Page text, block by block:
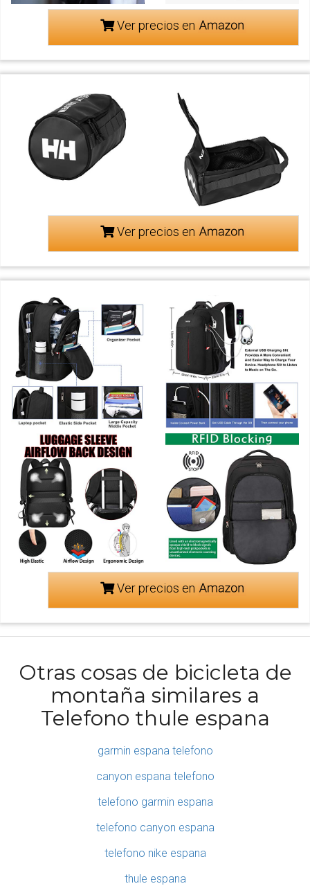
Ver precios en
Ver precios en
Ver precios en
Otras cosas de bicicleta de
montaña similares a
Telefono thule espana
garmin espana telefono
canyon espana telefono
telefono garmin espana
telefono canyon espana
telefono nike espana
thule espana